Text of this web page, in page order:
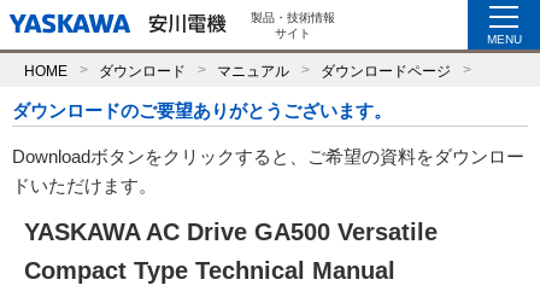
製品・技術情報
サイト
MENU
HOME ダウンロード マニュアル ダウンロードページ
ダウンロードのご要望ありがとうございます。
Downloadボタンをクリックすると、ご希望の資料をダウンロー
ドいただけます。
YASKAWA AC Drive GA500 Versatile
Compact Type Technical Manual